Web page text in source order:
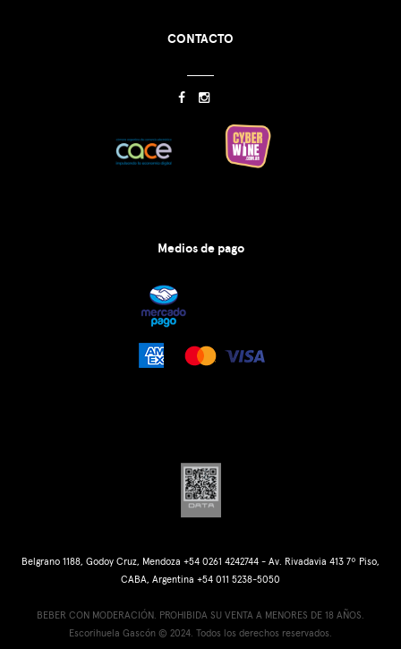
CONTACTO
Medios de pago
Belgrano 1188, Godoy Cruz, Mendoza +54 0261 4242744 - Av. Rivadavia 413 7º Piso,
CABA, Argentina +54 011 5238-5050
BEBER CON MODERACIÓN. PROHIBIDA SU VENTA A MENORES DE 18 AÑOS.
Escorihuela Gascón © 2024. Todos los derechos reservados.